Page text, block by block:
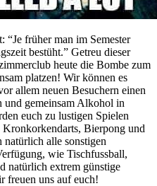
“Je früher man im Semester
bestüht.” Getreu dieser
heute die Bombe zum
platzen! Wir können es
allem neuen Besuchern einen
gemeinsam Alkohol in
euch zu lustigen Spielen
Bierpong und
alle sonstigen
wie Tischfussball,
natürlich extrem günstige
freuen uns auf euch!